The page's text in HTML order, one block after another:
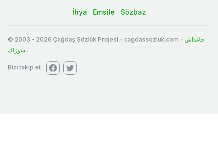
İhya Emsile Sözbaz
© 2003 - 2026 Çağdaş Sözlük Projesi - cagdassozluk.com - چاغداش
سوزلك .
Bizi takip et